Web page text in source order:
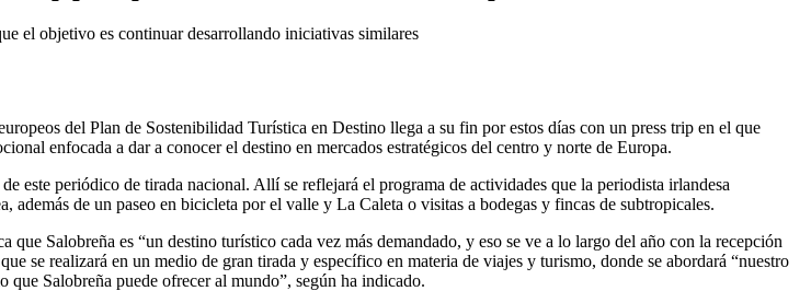
el objetivo es continuar desarrollando iniciativas similares
del Plan de Sostenibilidad Turística en Destino llega a su fin por estos días con un press trip en el que
enfocada a dar a conocer el destino en mercados estratégicos del centro y norte de Europa.
este periódico de tirada nacional. Allí se reflejará el programa de actividades que la periodista irlandesa
de un paseo en bicicleta por el valle y La Caleta o visitas a bodegas y fincas de subtropicales.
Salobreña es “un destino turístico cada vez más demandado, y eso se ve a lo largo del año con la recepción
se realizará en un medio de gran tirada y específico en materia de viajes y turismo, donde se abordará “nuestro
Salobreña puede ofrecer al mundo”, según ha indicado.